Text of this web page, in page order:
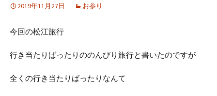
2019年11月27日 お参り
今回の松江旅行
行き当たりばったりののんびり旅行と書いたのですが
全くの行き当たりばったりなんて